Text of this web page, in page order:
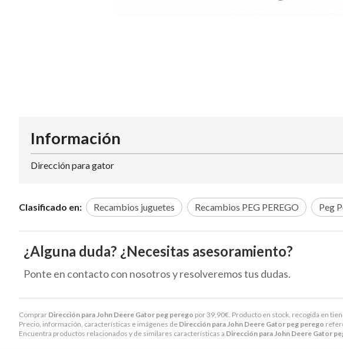
Comprar Dirección para John Deere Gator peg perego por39,90€ . Producto en stock, recogida en
Precio, información, características e imágenes de Dirección para John Deere Gator peg perego
Encuentra productos relacionados y de similares características a Dirección para John Deere Gator
Información
Dirección para gator
Clasificado en: Recambios juguetes Recambios PEG PEREGO Peg
¿Alguna duda? ¿Necesitas asesoramiento?
Ponte en contacto con nosotros y resolveremos tus dudas.